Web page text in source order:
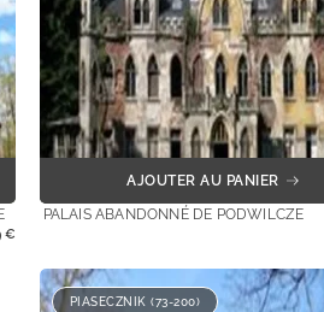
€
AJOUTER AU PANIER
PALAIS ABANDONNÉ DE PODWILCZE
PIASECZNIK (73-200)